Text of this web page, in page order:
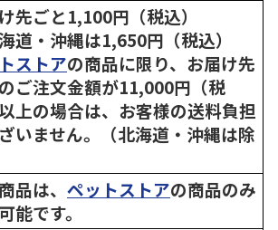
先ごと1,100円（税込）
道・沖縄は1,650円（税込）
ストアの商品に限り、お届け先
ご注文金額が11,000円（税
上の場合は、お客様の送料負担
いません。（北海道・沖縄は除
品は、 ペットストアの商品のみ
能です。